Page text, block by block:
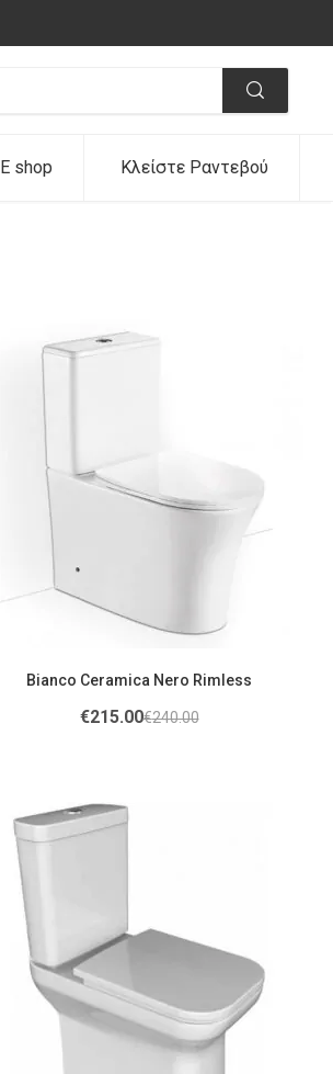
E shop Κλείστε Ραντεβού
Bianco Ceramica Nero Rimless
€240.00
€215.00